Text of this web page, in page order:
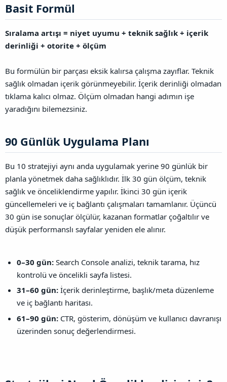
Basit Formül​
Sıralama artışı = niyet uyumu + teknik sağlık + içerik
derinliği + otorite + ölçüm
Bu formülün bir parçası eksik kalırsa çalışma zayıflar. Teknik
sağlık olmadan içerik görünmeyebilir. İçerik derinliği olmadan
tıklama kalıcı olmaz. Ölçüm olmadan hangi adımın işe
yaradığını bilemezsiniz.
90 Günlük Uygulama Planı​
Bu 10 stratejiyi aynı anda uygulamak yerine 90 günlük bir
planla yönetmek daha sağlıklıdır. İlk 30 gün ölçüm, teknik
sağlık ve önceliklendirme yapılır. İkinci 30 gün içerik
güncellemeleri ve iç bağlantı çalışmaları tamamlanır. Üçüncü
30 gün ise sonuçlar ölçülür, kazanan formatlar çoğaltılır ve
düşük performanslı sayfalar yeniden ele alınır.
0–30 gün: Search Console analizi, teknik tarama, hız
kontrolü ve öncelikli sayfa listesi.
31–60 gün: İçerik derinleştirme, başlık/meta düzenleme
ve iç bağlantı haritası.
61–90 gün: CTR, gösterim, dönüşüm ve kullanıcı davranışı
üzerinden sonuç değerlendirmesi.